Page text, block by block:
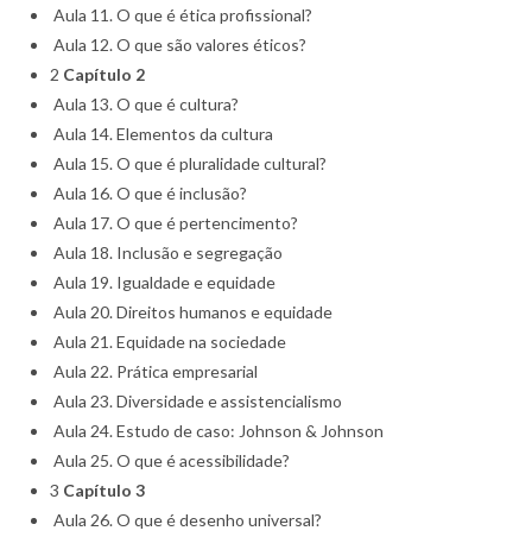
Aula 11. O que é ética profissional?
Aula 12. O que são valores éticos?
2 Capítulo 2
Aula 13. O que é cultura?
Aula 14. Elementos da cultura
Aula 15. O que é pluralidade cultural?
Aula 16. O que é inclusão?
Aula 17. O que é pertencimento?
Aula 18. Inclusão e segregação
Aula 19. Igualdade e equidade
Aula 20. Direitos humanos e equidade
Aula 21. Equidade na sociedade
Aula 22. Prática empresarial
Aula 23. Diversidade e assistencialismo
Aula 24. Estudo de caso: Johnson & Johnson
Aula 25. O que é acessibilidade?
3 Capítulo 3
Aula 26. O que é desenho universal?